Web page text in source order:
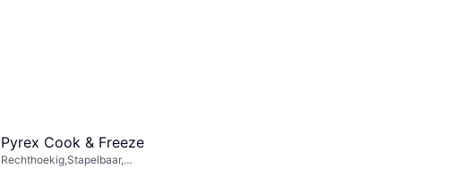
Pyrex Cook & Freeze
Rechthoekig,Stapelbaar,